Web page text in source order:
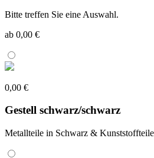
Bitte treffen Sie eine Auswahl.
ab 0,00 €
0,00 €
Gestell schwarz/schwarz
Metallteile in Schwarz &